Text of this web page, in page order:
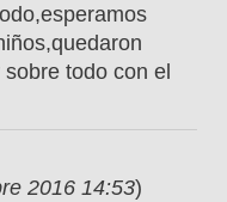
todo con el
2016 14:53)